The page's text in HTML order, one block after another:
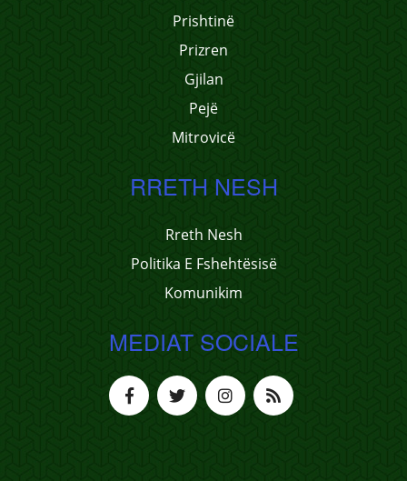
Prishtinë
Prizren
Gjilan
Pejë
Mitrovicë
RRETH NESH
Rreth Nesh
Politika E Fshehtësisë
Komunikim
MEDIAT SOCIALE